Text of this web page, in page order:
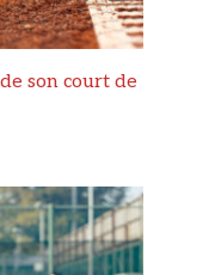
son court de